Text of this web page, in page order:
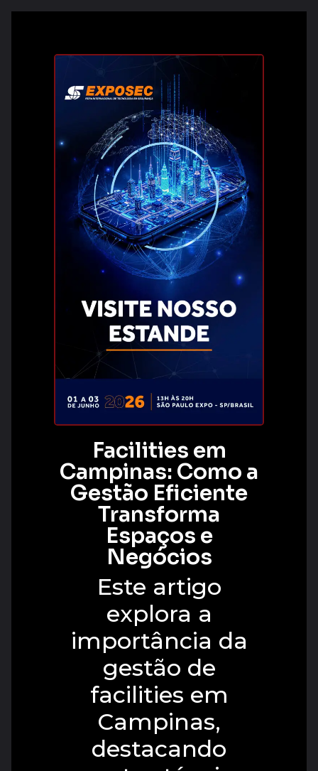
Facilities em
Campinas: Como a
Gestão Eficiente
Transforma
Espaços e
Negócios
Este artigo
explora a
importância da
gestão de
facilities em
Campinas,
destacando